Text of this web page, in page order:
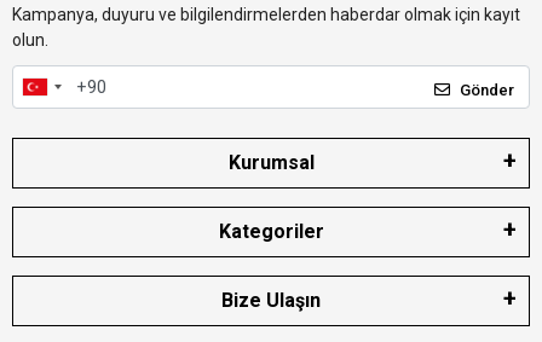
Kampanya, duyuru ve bilgilendirmelerden haberdar olmak için kayıt
olun.
Gönder
Kurumsal
Kategoriler
Bize Ulaşın